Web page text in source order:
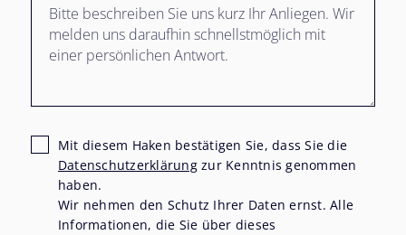
Mit diesem Haken bestätigen Sie, dass Sie die
Datenschutzerklärungzur Kenntnis genommen
haben.
Wir nehmen den Schutz Ihrer Daten ernst. Alle
Informationen, die Sie über dieses